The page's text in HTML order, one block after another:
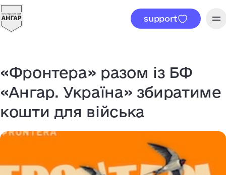
support
«Фронтера» разом із БФ
«Ангар. Україна» збиратиме
кошти для війська